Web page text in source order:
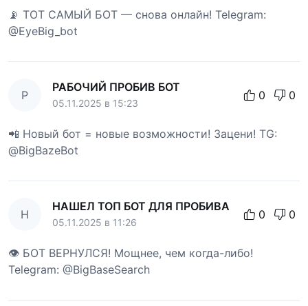
📡 ТОТ САМЫЙ БОТ — снова онлайн! Telegram:
@EyeBig_bot
Р
РАБОЧИЙ ПРОБИВ БОТ
05.11.2025 в 15:23
0 0
📲 Новый бот = новые возможности! Зацени! TG:
@BigBazeBot
Н
НАШЕЛ ТОП БОТ ДЛЯ ПРОБИВА
05.11.2025 в 11:26
0 0
👁 БОТ ВЕРНУЛСЯ! Мощнее, чем когда-либо!
Telegram: @BigBaseSearch